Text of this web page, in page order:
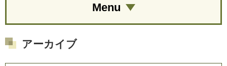
Menu
アーカイブ